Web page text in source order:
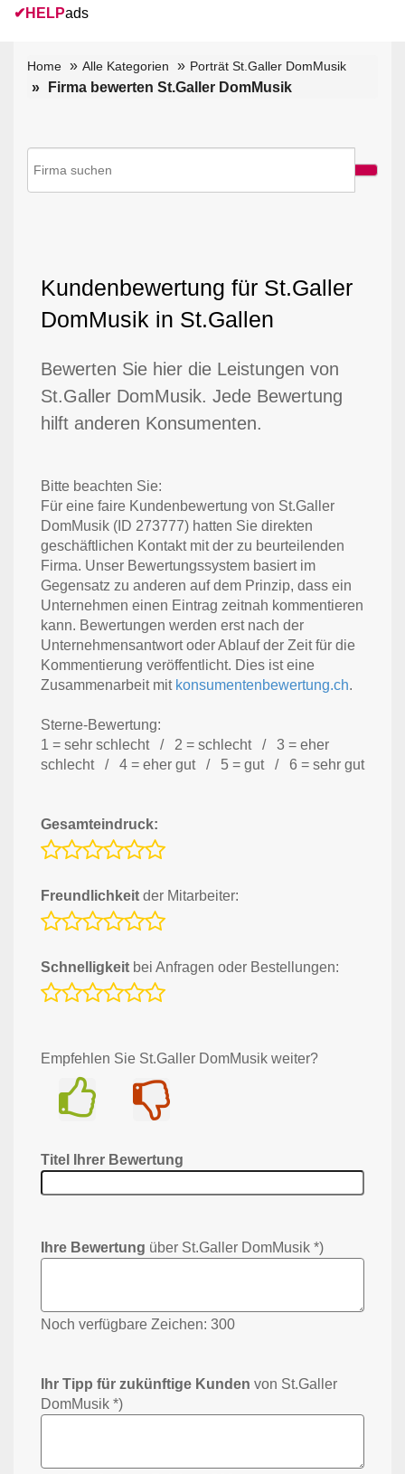
✔ HELPads
Home Alle Kategorien Porträt St.Galler DomMusik
Firma bewerten St.Galler DomMusik
Kundenbewertung für St.Galler
DomMusik in St.Gallen
Bewerten Sie hier die Leistungen von
St.Galler DomMusik. Jede Bewertung
hilft anderen Konsumenten.
Bitte beachten Sie:
Für eine faire Kundenbewertung von St.Galler
DomMusik (ID 273777) hatten Sie direkten
geschäftlichen Kontakt mit der zu beurteilenden
Firma. Unser Bewertungssystem basiert im
Gegensatz zu anderen auf dem Prinzip, dass ein
Unternehmen einen Eintrag zeitnah kommentieren
kann. Bewertungen werden erst nach der
Unternehmensantwort oder Ablauf der Zeit für die
Kommentierung veröffentlicht. Dies ist eine
Zusammenarbeit mit konsumentenbewertung.ch.
Sterne-Bewertung:
1 = sehr schlecht / 2 = schlecht / 3 = eher
schlecht / 4 = eher gut / 5 = gut / 6 = sehr gut
Gesamteindruck:
Freundlichkeit der Mitarbeiter:
Schnelligkeit bei Anfragen oder Bestellungen:
Empfehlen Sie St.Galler DomMusik weiter?
Titel Ihrer Bewertung
Ihre Bewertung über St.Galler DomMusik *)
Noch verfügbare Zeichen: 300
Ihr Tipp für zukünftige Kunden von St.Galler
DomMusik *)